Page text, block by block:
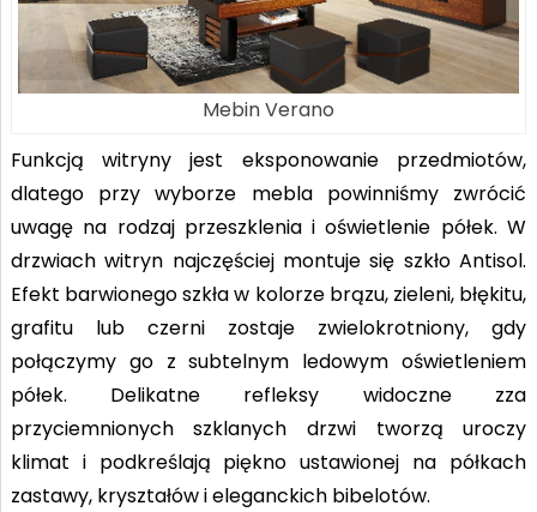
Mebin Verano
Funkcją witryny jest eksponowanie przedmiotów,
dlatego przy wyborze mebla powinniśmy zwrócić
uwagę na rodzaj przeszklenia i oświetlenie półek. W
drzwiach witryn najczęściej montuje się szkło Antisol.
Efekt barwionego szkła w kolorze brązu, zieleni, błękitu,
grafitu lub czerni zostaje zwielokrotniony, gdy
połączymy go z subtelnym ledowym oświetleniem
półek. Delikatne refleksy widoczne zza
przyciemnionych szklanych drzwi tworzą uroczy
klimat i podkreślają piękno ustawionej na półkach
zastawy, kryształów i eleganckich bibelotów.